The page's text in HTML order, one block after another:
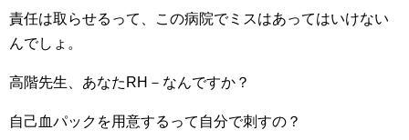
責任は取らせるって、この病院でミスはあってはいけない
んでしょ。
高階先生、あなたRH－なんですか？
自己血パックを用意するって自分で刺すの？